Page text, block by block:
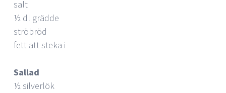
salt
½ dl grädde
ströbröd
fett att steka i
Sallad
½ silverlök